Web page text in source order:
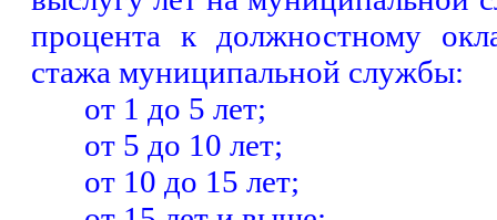
процента к должностному
стажа муниципальной службы:
от 1 до 5 лет;
от 5 до 10 лет;
от 10 до 15 лет;